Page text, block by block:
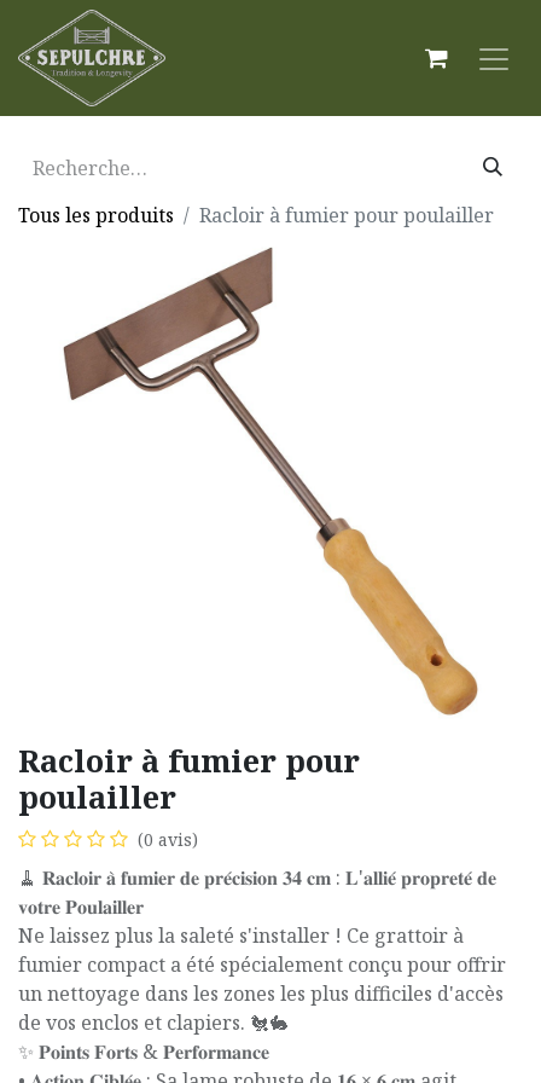
Tous les produits Racloir à fumier pour poulailler
Racloir à fumier pour
poulailler
(0 avis)
🧹 𝐑𝐚𝐜𝐥𝐨𝐢𝐫 𝐚̀ 𝐟𝐮𝐦𝐢𝐞𝐫 𝐝𝐞 𝐩𝐫𝐞́𝐜𝐢𝐬𝐢𝐨𝐧 𝟑𝟒 𝐜𝐦 : 𝐋'𝐚𝐥𝐥𝐢𝐞́ 𝐩𝐫𝐨𝐩𝐫𝐞𝐭𝐞́ 𝐝𝐞
𝐯𝐨𝐭𝐫𝐞 𝐏𝐨𝐮𝐥𝐚𝐢𝐥𝐥𝐞𝐫
Ne laissez plus la saleté s'installer ! Ce grattoir à
fumier compact a été spécialement conçu pour offrir
un nettoyage dans les zones les plus difficiles d'accès
de vos enclos et clapiers. 🐔🐇
✨ 𝐏𝐨𝐢𝐧𝐭𝐬 𝐅𝐨𝐫𝐭𝐬 & 𝐏𝐞𝐫𝐟𝐨𝐫𝐦𝐚𝐧𝐜𝐞